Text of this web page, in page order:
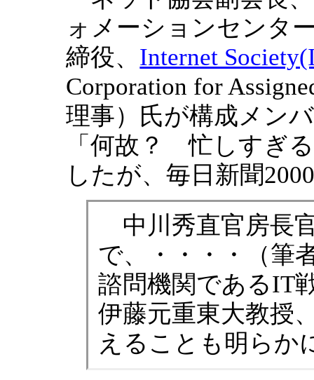
ォメーションセンタ
締役、 Internet
Corporation for
理事）氏が構成メン
「何故？ 忙しすぎ
したが、毎日新聞
中川秀直官房長
で、・・・・（筆
諮問機関であるIT
伊藤元重東大教授
えることも明らか